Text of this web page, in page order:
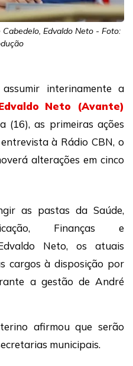
Edvaldo Neto - Foto:
interinamente a
Neto (Avante)
(16), as primeiras ações
à Rádio CBN, o
alterações em cinco
as pastas da Saúde,
Finanças e
Neto, os atuais
cargos à disposição por
a gestão de André
afirmou que serão
municipais.